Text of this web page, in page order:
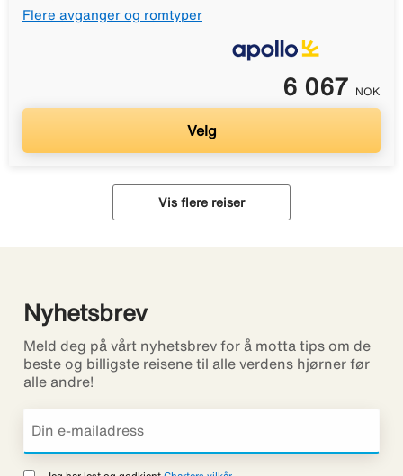
Flere avganger og romtyper
6 067 NOK
Velg
Vis flere reiser
Nyhetsbrev
Meld deg på vårt nyhetsbrev for å motta tips om de
beste og billigste reisene til alle verdens hjørner før
alle andre!